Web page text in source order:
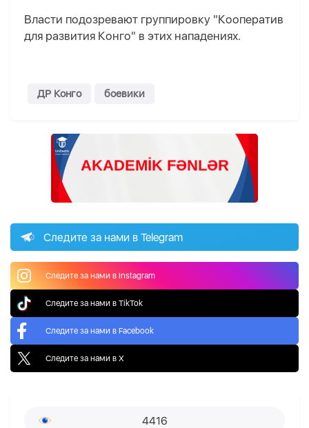
Власти подозревают группировку "Кооператив
для развития Конго" в этих нападениях.
ДР Конго боевики
Следите за нами в Telegram
Следите за нами в Instagram
Следите за нами в TikTok
Следите за нами в Facebook
Следите за нами в X
4416